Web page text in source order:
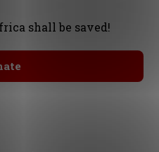
shall be saved!